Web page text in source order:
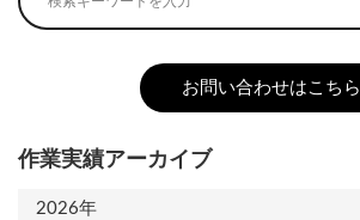
お問い合わせはこちら
作業実績アーカイブ
2026年